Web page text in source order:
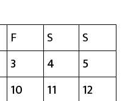
F S
S
3 4
5
10 11
12